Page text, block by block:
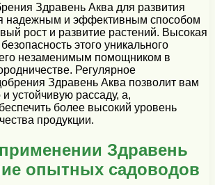
Здравень Аква для развития
надежным и эффективным способом
рост и развитие растений. Высокая
этого уникального
незаменимым помощником в
Регулярное
Здравень Аква позволит вам
устойчивую рассаду, а,
более высокий уровень
продукции.
Здравень
опытных садоводов